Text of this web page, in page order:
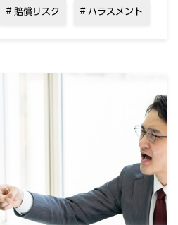
賠償リスク ハラスメント